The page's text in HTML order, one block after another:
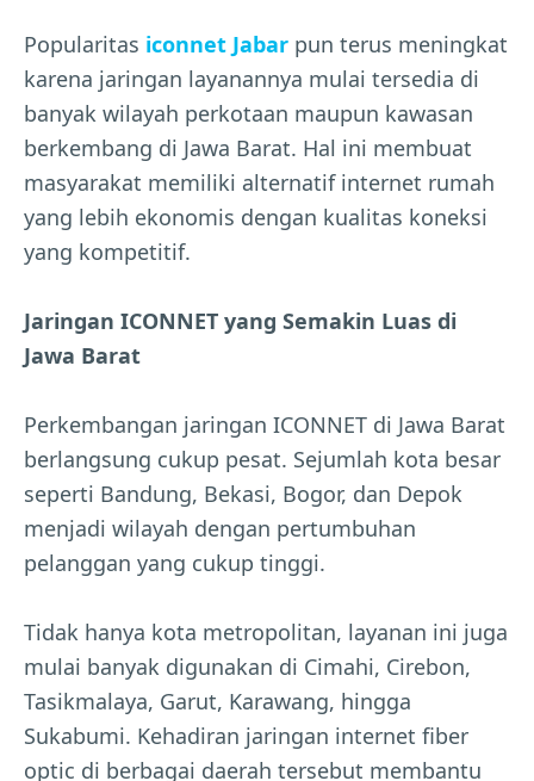
Popularitas iconnet Jabar pun terus meningkat
karena jaringan layanannya mulai tersedia di
banyak wilayah perkotaan maupun kawasan
berkembang di Jawa Barat. Hal ini membuat
masyarakat memiliki alternatif internet rumah
yang lebih ekonomis dengan kualitas koneksi
yang kompetitif.
Jaringan ICONNET yang Semakin Luas di
Jawa Barat
Perkembangan jaringan ICONNET di Jawa Barat
berlangsung cukup pesat. Sejumlah kota besar
seperti Bandung, Bekasi, Bogor, dan Depok
menjadi wilayah dengan pertumbuhan
pelanggan yang cukup tinggi.
Tidak hanya kota metropolitan, layanan ini juga
mulai banyak digunakan di Cimahi, Cirebon,
Tasikmalaya, Garut, Karawang, hingga
Sukabumi. Kehadiran jaringan internet fiber
optic di berbagai daerah tersebut membantu